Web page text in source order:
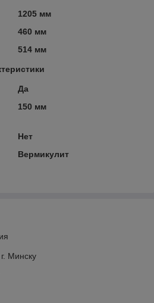
1205 мм
460 мм
514 мм
Да
150 мм
Нет
Вермикулит
Минску